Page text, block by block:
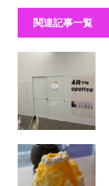
関連記事一覧